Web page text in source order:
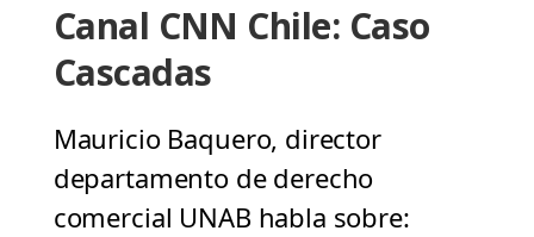
Canal CNN Chile: Caso
Cascadas
Mauricio Baquero, director
departamento de derecho
comercial UNAB habla sobre: